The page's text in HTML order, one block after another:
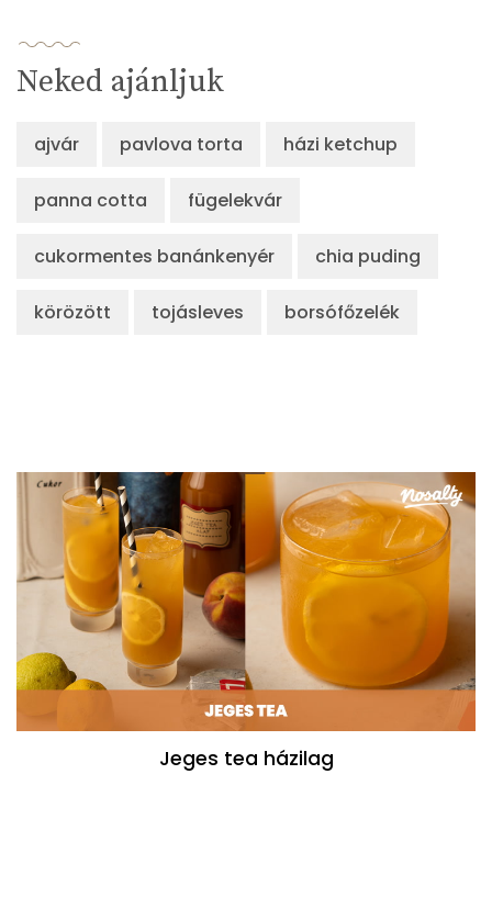
Neked ajánljuk
ajvár pavlova torta házi ketchup
panna cotta fügelekvár
cukormentes banánkenyér chia puding
körözött tojásleves borsófőzelék
Jeges tea házilag